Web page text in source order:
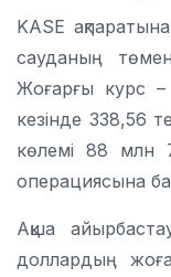
KASE
сауданың
Жоғарғы курс –
кезінде 338,56
көлемі 88 млн
операциясына
Ақша
доллардың